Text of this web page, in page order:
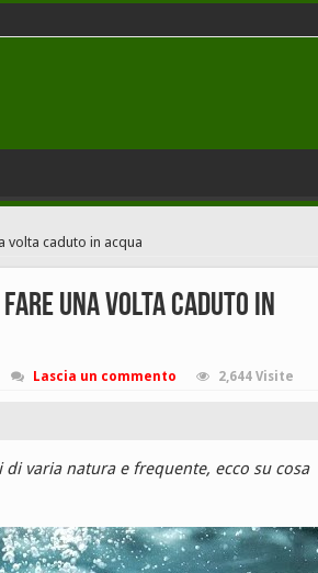
volta caduto in acqua
fare una volta caduto in
Lascia un commento 2,644 Visite
varia natura e frequente, ecco su cosa